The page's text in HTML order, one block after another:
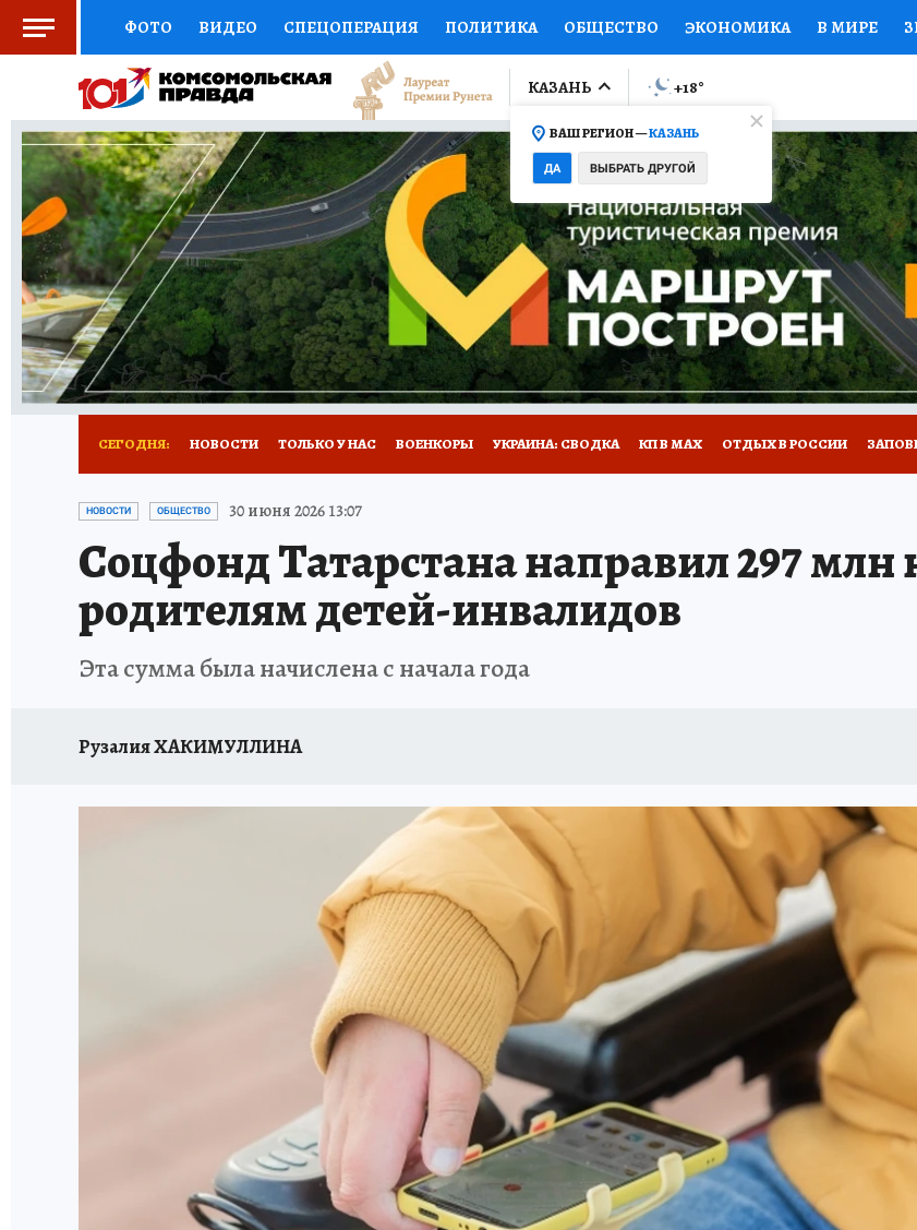
ФОТО ВИДЕО СПЕЦОПЕРАЦИЯ ПОЛИТИКА ОБЩЕСТВО ЭКОНОМИКА В МИРЕ
СОЦПОДДЕРЖКА НАУКА СПОРТ КОЛУМНИСТЫ ПРОИСШЕСТВИЯ
ВЫБОР ЭКСПЕРТОВ ДОКТОР ФИНАНСЫ ОТКРЫВАЕМ МИР Я ЗНАЮ СЕМЬЯ
КНИЖНАЯ ПОЛКА ПРОГНОЗЫ НА СПОРТ ПРОМОКОДЫ СЕРИАЛЫ СПЕЦПРОЕКТЫ
ПРЕСС-ЦЕНТР НЕДВИЖИМОСТЬ ТЕЛЕВИЗОР КОЛЛЕКЦИИ КОНКУРСЫ РАБОТА У
РАДИО КП РЕКЛАМА ТЕСТЫ НОВОЕ НА САЙТЕ
КАЗАНЬ
ВАШ РЕГИОН —КАЗАНЬ
ДА ВЫБРАТЬ ДРУГОЙ
+18°
СЕГОДНЯ: НОВОСТИ ТОЛЬКО У НАС ВОЕНКОРЫ УКРАИНА: СВОДКА КП В МАХ ОТДЫХ В РОССИИ
ТЕРРИТОРИЯ ДОБРА ИСПЫТАНО НА СЕБЕ
НОВОСТИ ОБЩЕСТВО 30 июня 2026 13:07
Соцфонд Татарстана направил 297
родителям детей-инвалидов
Эта сумма была начислена с начала года
Рузалия ХАКИМУЛЛИНА